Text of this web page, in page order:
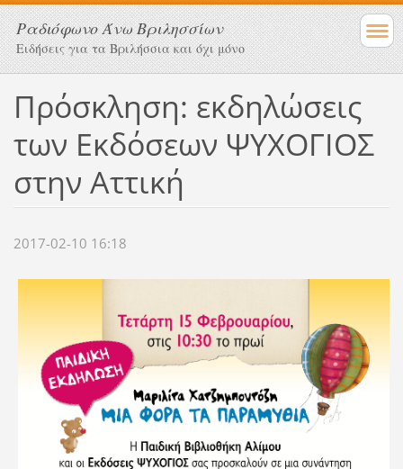
Ραδιόφωνο Άνω Βριλησσίων
Ειδήσεις για τα Βριλήσσια και όχι μόνο
Πρόσκληση: εκδηλώσεις
των Εκδόσεων ΨΥΧΟΓΙΟΣ
στην Αττική
2017-02-10 16:18